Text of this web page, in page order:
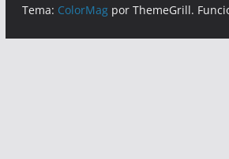
Tema: ColorMag por ThemeGrill.